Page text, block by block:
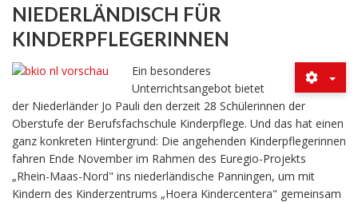
NIEDERLÄNDISCH FÜR
KINDERPFLEGERINNEN
Ein besonderes
Unterrichtsangebot bietet
der Niederländer Jo Pauli den derzeit 28 Schülerinnen der
Oberstufe der Berufsfachschule Kinderpflege. Und das hat einen
ganz konkreten Hintergrund: Die angehenden Kinderpflegerinnen
fahren Ende November im Rahmen des Euregio-Projekts
„Rhein-Maas-Nord" ins niederländische Panningen, um mit
Kindern des Kinderzentrums „Hoera Kindercentera" gemeinsam